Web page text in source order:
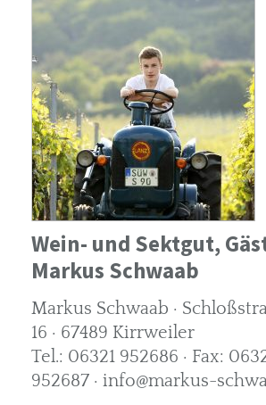
Wein- und Sektgut,
Markus Schwaab
Markus Schwaab ·
16 · 67489 Kirrweiler
Tel.: 06321 952686 · Fax:
952687 · info@markus-